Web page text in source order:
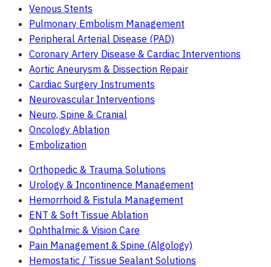
Venous Stents
Pulmonary Embolism Management
Peripheral Arterial Disease (PAD)
Coronary Artery Disease & Cardiac Interventions
Aortic Aneurysm & Dissection Repair
Cardiac Surgery Instruments
Neurovascular Interventions
Neuro, Spine & Cranial
Oncology Ablation
Embolization
Orthopedic & Trauma Solutions
Urology & Incontinence Management
Hemorrhoid & Fistula Management
ENT & Soft Tissue Ablation
Ophthalmic & Vision Care
Pain Management & Spine (Algology)
Hemostatic / Tissue Sealant Solutions